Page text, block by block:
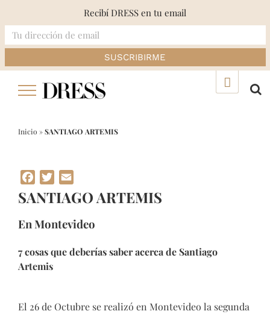
Inicio »SANTIAGO ARTEMIS
Facebook
Twitter
SANTIAGO ARTEMIS
En Montevideo
7 cosas que deberías saber acerca de Santiago
Artemis
El 26 de Octubre se realizó en Montevideo la segunda
Recibí DRESS en tu email